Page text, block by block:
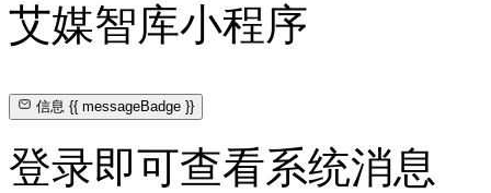
艾媒智库小程序
信息{{ messageBadge }}
登录即可查看系统消息